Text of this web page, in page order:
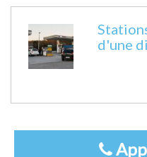
d'une